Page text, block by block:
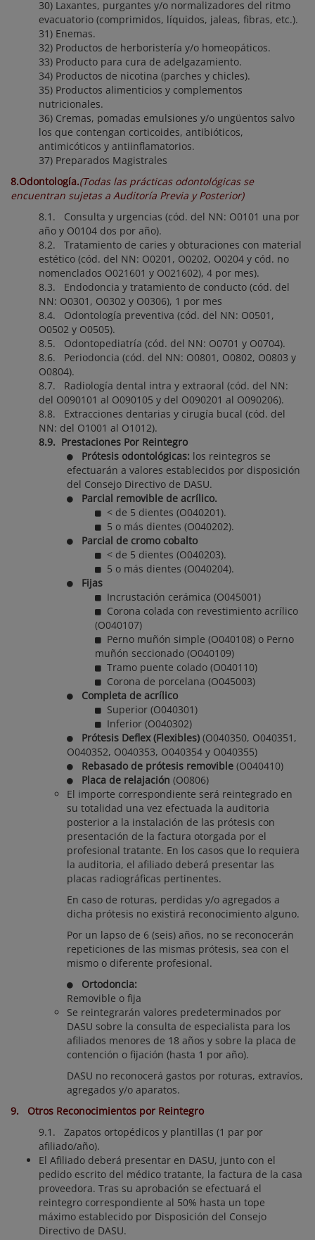
30) Laxantes, purgantes y/o normalizadores del ritmo
evacuatorio (comprimidos, líquidos, jaleas, fibras, etc.).
31) Enemas.
32) Productos de herboristería y/o homeopáticos.
33) Producto para cura de adelgazamiento.
34) Productos de nicotina (parches y chicles).
35) Productos alimenticios y complementos
nutricionales.
36) Cremas, pomadas emulsiones y/o ungüentos salvo
los que contengan corticoides, antibióticos,
antimicóticos y antiinflamatorios.
37) Preparados Magistrales
8.Odontología.(Todas las prácticas odontológicas se
encuentran sujetas a Auditoría Previa y Posterior)
8.1. Consulta y urgencias (cód. del NN: O0101 una por
año y O0104 dos por año).
8.2. Tratamiento de caries y obturaciones con material
estético (cód. del NN: O0201, O0202, O0204 y cód. no
nomenclados O021601 y O021602), 4 por mes).
8.3. Endodoncia y tratamiento de conducto (cód. del
NN: O0301, O0302 y O0306), 1 por mes
8.4. Odontología preventiva (cód. del NN: O0501,
O0502 y O0505).
8.5. Odontopediatría (cód. del NN: O0701 y O0704).
8.6. Periodoncia (cód. del NN: O0801, O0802, O0803 y
O0804).
8.7. Radiología dental intra y extraoral (cód. del NN:
del O090101 al O090105 y del O090201 al O090206).
8.8. Extracciones dentarias y cirugía bucal (cód. del
NN: del O1001 al O1012).
8.9. Prestaciones Por Reintegro
Prótesis odontológicas: los reintegros se
efectuarán a valores establecidos por disposición
del Consejo Directivo de DASU.
Parcial removible de acrílico.
< de 5 dientes (O040201).
5 o más dientes (O040202).
Parcial de cromo cobalto
< de 5 dientes (O040203).
5 o más dientes (O040204).
Fijas
Incrustación cerámica (O045001)
Corona colada con revestimiento acrílico
(O040107)
Perno muñón simple (O040108) o Perno
muñón seccionado (O040109)
Tramo puente colado (O040110)
Corona de porcelana (O045003)
Completa de acrílico
Superior (O040301)
Inferior (O040302)
Prótesis Deflex (Flexibles) (O040350, O040351,
O040352, O040353, O040354 y O040355)
Rebasado de prótesis removible (O040410)
Placa de relajación (O0806)
El importe correspondiente será reintegrado en
su totalidad una vez efectuada la auditoria
posterior a la instalación de las prótesis con
presentación de la factura otorgada por el
profesional tratante. En los casos que lo requiera
la auditoria, el afiliado deberá presentar las
placas radiográficas pertinentes.
En caso de roturas, perdidas y/o agregados a
dicha prótesis no existirá reconocimiento alguno.
Por un lapso de 6 (seis) años, no se reconocerán
repeticiones de las mismas prótesis, sea con el
mismo o diferente profesional.
Ortodoncia:
Removible o fija
Se reintegrarán valores predeterminados por
DASU sobre la consulta de especialista para los
afiliados menores de 18 años y sobre la placa de
contención o fijación (hasta 1 por año).
DASU no reconocerá gastos por roturas, extravíos,
agregados y/o aparatos.
9. Otros Reconocimientos por Reintegro
9.1. Zapatos ortopédicos y plantillas (1 par por
afiliado/año).
El Afiliado deberá presentar en DASU, junto con el
pedido escrito del médico tratante, la factura de la casa
proveedora. Tras su aprobación se efectuará el
reintegro correspondiente al 50% hasta un tope
máximo establecido por Disposición del Consejo
Directivo de DASU.